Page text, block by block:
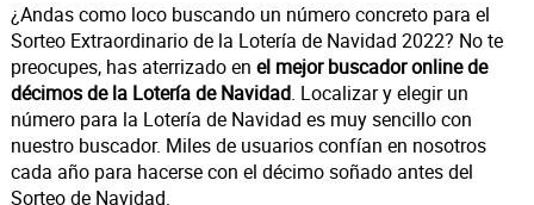
¿Andas como loco buscando un número concreto para el
Sorteo Extraordinario de la Lotería de Navidad 2022? No te
preocupes, has aterrizado en el mejor buscador online de
décimos de la Lotería de Navidad. Localizar y elegir un
número para la Lotería de Navidad es muy sencillo con
nuestro buscador. Miles de usuarios confían en nosotros
cada año para hacerse con el décimo soñado antes del
Sorteo de Navidad.